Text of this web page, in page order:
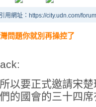
引用網址：https://city.udn.com/
問題你就別再操控了
以要正式邀請宋
的國會的三十四